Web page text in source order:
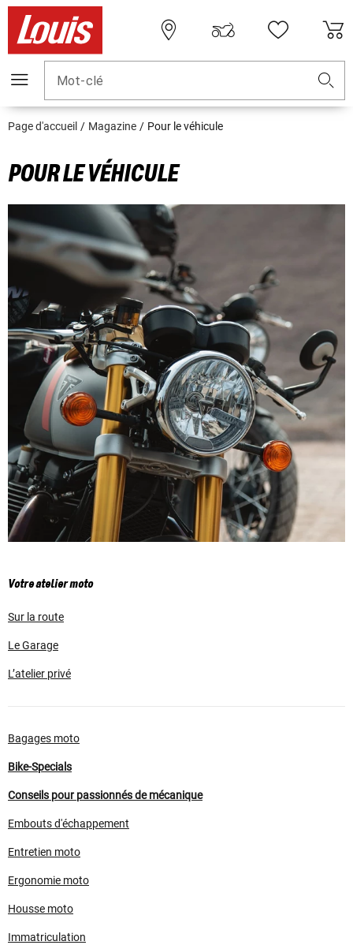
Mot-clé
Page d'accueil Magazine Pour le véhicule
POUR LE VÉHICULE
Votre atelier moto
Sur la route
Le Garage
L’atelier privé
Bagages moto
Bike-Specials
Conseils pour passionnés de mécanique
Embouts d'échappement
Entretien moto
Ergonomie moto
Housse moto
Immatriculation